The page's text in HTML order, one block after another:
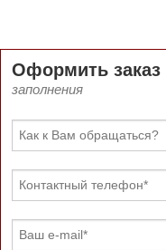
Оформить заказ
заполнения